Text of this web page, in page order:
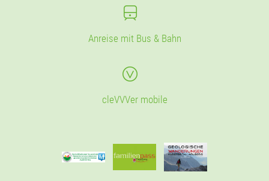
Anreise mit Bus & Bahn
cleVVVer mobile